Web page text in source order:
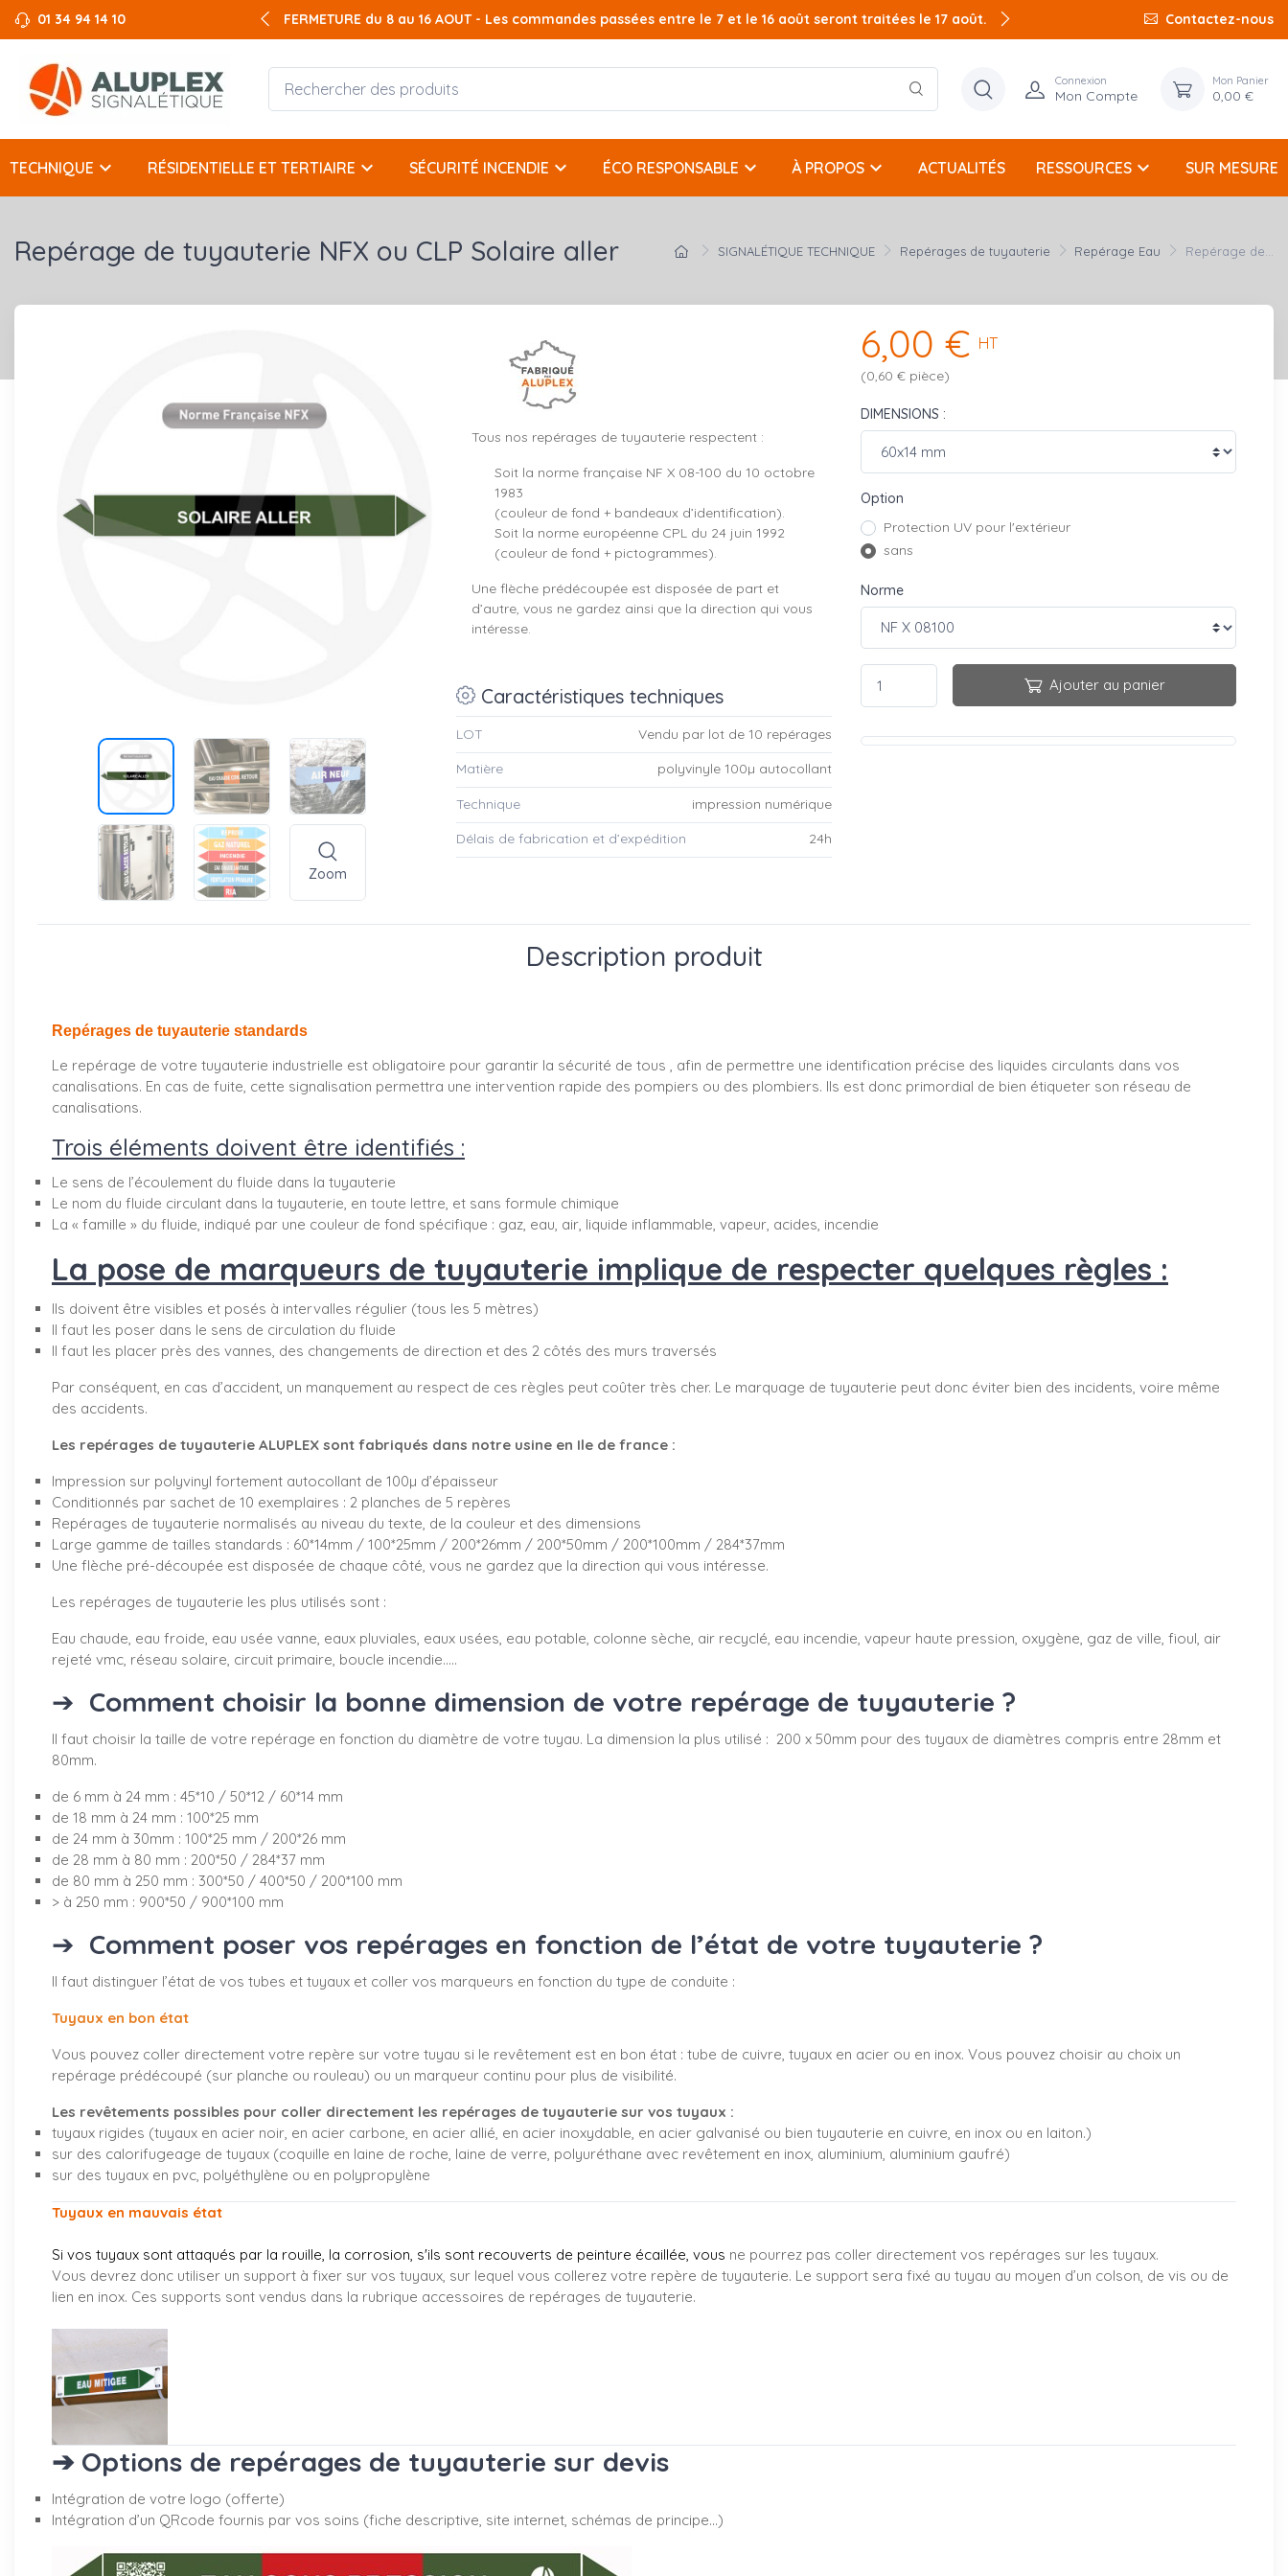
01 34 94 14 10 FERMETURE du 8 au 16 AOUT - Les commandes passées entre le 7 et le 16 août seront traitées le 17 août. Contactez-nous
Connexion
Mon Compte
Mon Panier
0,00 €
TECHNIQUE keyboard_arrow_down RÉSIDENTIELLE ET TERTIAIRE keyboard_arrow_down SÉCURITÉ INCENDIE keyboard_arrow_down ÉCO RESPONSABLE keyboard_arrow_down À PROPOS keyboard_arrow_down ACTUALITÉS RESSOURCES keyboard_arrow_down SUR MESURE
SIGNALÉTIQUE TECHNIQUE Repérages de tuyauterie Repérage Eau Repérage de...
Repérage de tuyauterie NFX ou CLP Solaire aller
Zoom
Tous nos repérages de tuyauterie respectent :
Soit la norme française NF X 08-100 du 10 octobre
1983
(couleur de fond + bandeaux d’identification).
Soit la norme européenne CPL du 24 juin 1992
(couleur de fond + pictogrammes).
Une flèche prédécoupée est disposée de part et
d’autre, vous ne gardez ainsi que la direction qui vous
intéresse.
Caractéristiques techniques
LOT Vendu par lot de 10 repérages
Matière polyvinyle 100µ autocollant
Technique impression numérique
Délais de fabrication et d’expédition 24h
6,00 € HT
(0,60 € pièce)
DIMENSIONS :
Option
Protection UV pour l'extérieur
sans
Norme
Ajouter au panier
Description produit
Repérages de tuyauterie standards
Le repérage de votre tuyauterie industrielle est obligatoire pour garantir la sécurité de tous , afin de permettre une identification précise des liquides circulants dans vos
canalisations. En cas de fuite, cette signalisation permettra une intervention rapide des pompiers ou des plombiers. Ils est donc primordial de bien étiqueter son réseau de
canalisations.
Trois éléments doivent être identifiés :
Le sens de l’écoulement du fluide dans la tuyauterie
Le nom du fluide circulant dans la tuyauterie, en toute lettre, et sans formule chimique
La « famille » du fluide, indiqué par une couleur de fond spécifique : gaz, eau, air, liquide inflammable, vapeur, acides, incendie
La pose de marqueurs de tuyauterie implique de respecter quelques règles :
Ils doivent être visibles et posés à intervalles régulier (tous les 5 mètres)
Il faut les poser dans le sens de circulation du fluide
Il faut les placer près des vannes, des changements de direction et des 2 côtés des murs traversés
Par conséquent, en cas d’accident, un manquement au respect de ces règles peut coûter très cher. Le marquage de tuyauterie peut donc éviter bien des incidents, voire même
des accidents.
Les repérages de tuyauterie ALUPLEX sont fabriqués dans notre usine en Ile de france :
Impression sur polyvinyl fortement autocollant de 100µ d’épaisseur
Conditionnés par sachet de 10 exemplaires : 2 planches de 5 repères
Repérages de tuyauterie normalisés au niveau du texte, de la couleur et des dimensions
Large gamme de tailles standards : 60*14mm / 100*25mm / 200*26mm / 200*50mm / 200*100mm / 284*37mm
Une flèche pré-découpée est disposée de chaque côté, vous ne gardez que la direction qui vous intéresse.
Les repérages de tuyauterie les plus utilisés sont :
Eau chaude, eau froide, eau usée vanne, eaux pluviales, eaux usées, eau potable, colonne sèche, air recyclé, eau incendie, vapeur haute pression, oxygène, gaz de ville, fioul, air
rejeté vmc, réseau solaire, circuit primaire, boucle incendie.....
➔ Comment choisir la bonne dimension de votre repérage de tuyauterie ?
Il faut choisir la taille de votre repérage en fonction du diamètre de votre tuyau. La dimension la plus utilisé : 200 x 50mm pour des tuyaux de diamètres compris entre 28mm et
80mm.
de 6 mm à 24 mm : 45*10 / 50*12 / 60*14 mm
de 18 mm à 24 mm : 100*25 mm
de 24 mm à 30mm : 100*25 mm / 200*26 mm
de 28 mm à 80 mm : 200*50 / 284*37 mm
de 80 mm à 250 mm : 300*50 / 400*50 / 200*100 mm
> à 250 mm : 900*50 / 900*100 mm
➔ Comment poser vos repérages en fonction de l’état de votre tuyauterie ?
Il faut distinguer l’état de vos tubes et tuyaux et coller vos marqueurs en fonction du type de conduite :
Tuyaux en bon état
Vous pouvez coller directement votre repère sur votre tuyau si le revêtement est en bon état : tube de cuivre, tuyaux en acier ou en inox. Vous pouvez choisir au choix un
repérage prédécoupé (sur planche ou rouleau) ou un marqueur continu pour plus de visibilité.
Les revêtements possibles pour coller directement les repérages de tuyauterie sur vos tuyaux :
tuyaux rigides (tuyaux en acier noir, en acier carbone, en acier allié, en acier inoxydable, en acier galvanisé ou bien tuyauterie en cuivre, en inox ou en laiton.)
sur des calorifugeage de tuyaux (coquille en laine de roche, laine de verre, polyuréthane avec revêtement en inox, aluminium, aluminium gaufré)
sur des tuyaux en pvc, polyéthylène ou en polypropylène
Tuyaux en mauvais état
Si vos tuyaux sont attaqués par la rouille, la corrosion, s'ils sont recouverts de peinture écaillée, vous ne pourrez pas coller directement vos repérages sur les tuyaux.
Vous devrez donc utiliser un support à fixer sur vos tuyaux, sur lequel vous collerez votre repère de tuyauterie. Le support sera fixé au tuyau au moyen d’un colson, de vis ou de
lien en inox. Ces supports sont vendus dans la rubrique accessoires de repérages de tuyauterie.
➔ Options de repérages de tuyauterie sur devis
Intégration de votre logo (offerte)
Intégration d’un QRcode fournis par vos soins (fiche descriptive, site internet, schémas de principe…)